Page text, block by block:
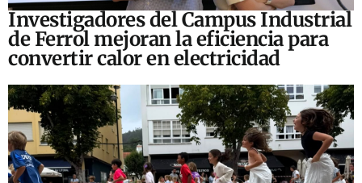
Investigadores del Campus Industrial
de Ferrol mejoran la eficiencia para
convertir calor en electricidad